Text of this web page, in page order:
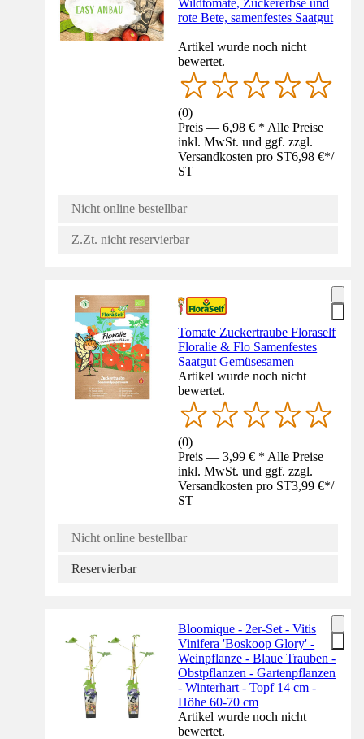
Wildtomate, Zuckererbse und
rote Bete, samenfestes Saatgut
Artikel wurde noch nicht
bewertet.
(0)
Preis — 6,98 € * Alle Preise
inkl. MwSt. und ggf. zzgl.
Versandkosten pro ST6,98 €*/
ST
Nicht online bestellbar
Z.Zt. nicht reservierbar
Tomate Zuckertraube Floraself
Floralie & Flo Samenfestes
Saatgut Gemüsesamen
Artikel wurde noch nicht
bewertet.
(0)
Preis — 3,99 € * Alle Preise
inkl. MwSt. und ggf. zzgl.
Versandkosten pro ST3,99 €*/
ST
Nicht online bestellbar
Reservierbar
Bloomique - 2er-Set - Vitis
Vinifera 'Boskoop Glory' -
Weinpflanze - Blaue Trauben -
Obstpflanzen - Gartenpflanzen
- Winterhart - Topf 14 cm -
Höhe 60-70 cm
Artikel wurde noch nicht
bewertet.